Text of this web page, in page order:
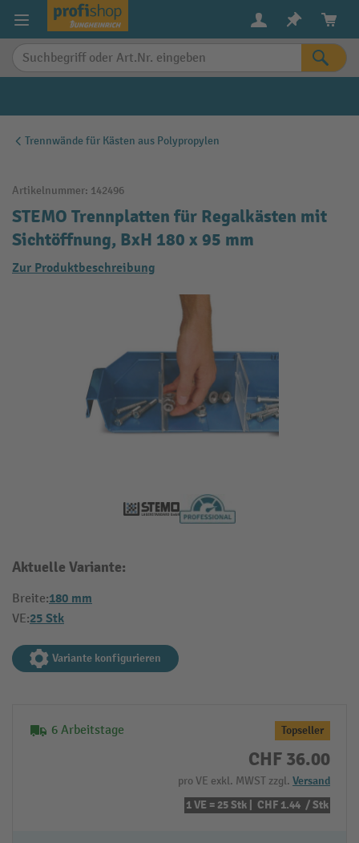
springen
Trennwände für Kästen aus Polypropylen
Artikelnummer: 142496
STEMO Trennplatten für Regalkästen mit
Sichtöffnung, BxH 180 x 95 mm
Zur Produktbeschreibung
Aktuelle Variante:
Breite:180 mm
VE:25 Stk
Variante konfigurieren
6 Arbeitstage Topseller
CHF 36.00
pro VE exkl. MWST zzgl. Versand
1 VE = 25 Stk | CHF 1.44 / Stk